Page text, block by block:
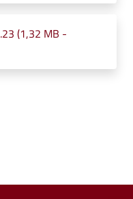
(1,32 MB -